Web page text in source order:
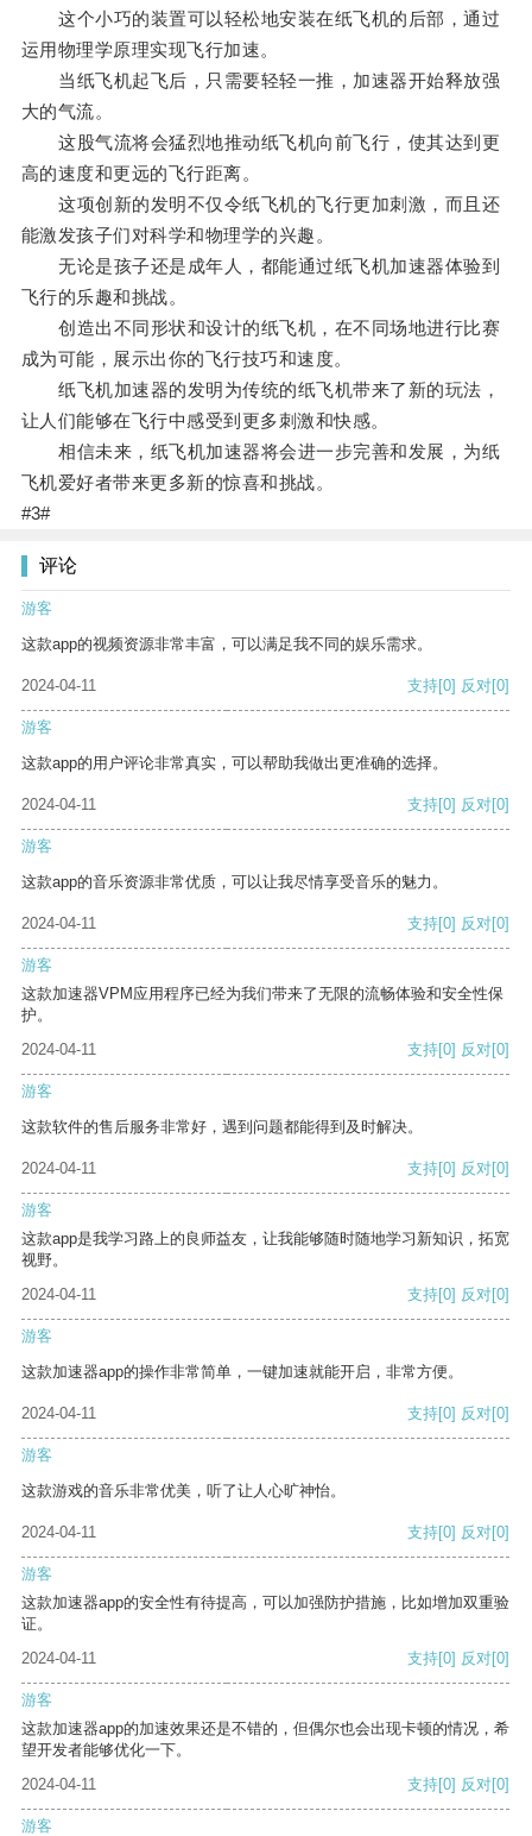
这个小巧的装置可以轻松地安装在纸飞机的后部，通过
运用物理学原理实现飞行加速。
当纸飞机起飞后，只需要轻轻一推，加速器开始释放强
大的气流。
这股气流将会猛烈地推动纸飞机向前飞行，使其达到更
高的速度和更远的飞行距离。
这项创新的发明不仅令纸飞机的飞行更加刺激，而且还
能激发孩子们对科学和物理学的兴趣。
无论是孩子还是成年人，都能通过纸飞机加速器体验到
飞行的乐趣和挑战。
创造出不同形状和设计的纸飞机，在不同场地进行比赛
成为可能，展示出你的飞行技巧和速度。
纸飞机加速器的发明为传统的纸飞机带来了新的玩法，
让人们能够在飞行中感受到更多刺激和快感。
相信未来，纸飞机加速器将会进一步完善和发展，为纸
飞机爱好者带来更多新的惊喜和挑战。
#3#
评论
游客
这款app的视频资源非常丰富，可以满足我不同的娱乐需求。
2024-04-11 支持[0] 反对[0]
游客
这款app的用户评论非常真实，可以帮助我做出更准确的选择。
2024-04-11 支持[0] 反对[0]
游客
这款app的音乐资源非常优质，可以让我尽情享受音乐的魅力。
2024-04-11 支持[0] 反对[0]
游客
这款加速器VPM应用程序已经为我们带来了无限的流畅体验和安全性保
护。
2024-04-11
支持[0] 反对[0]
游客
这款软件的售后服务非常好，遇到问题都能得到及时解决。
2024-04-11 支持[0] 反对[0]
游客
这款app是我学习路上的良师益友，让我能够随时随地学习新知识，拓宽
视野。
2024-04-11
支持[0] 反对[0]
游客
这款加速器app的操作非常简单，一键加速就能开启，非常方便。
2024-04-11 支持[0] 反对[0]
游客
这款游戏的音乐非常优美，听了让人心旷神怡。
2024-04-11 支持[0] 反对[0]
游客
这款加速器app的安全性有待提高，可以加强防护措施，比如增加双重验
证。
2024-04-11
支持[0] 反对[0]
游客
这款加速器app的加速效果还是不错的，但偶尔也会出现卡顿的情况，希
望开发者能够优化一下。
2024-04-11
支持[0] 反对[0]
游客